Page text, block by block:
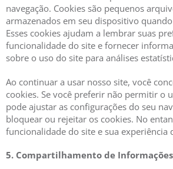
navegação. Cookies são pequenos
armazenados em seu dispositivo
Esses cookies ajudam a lembrar suas
funcionalidade do site e fornecer
sobre o uso do site para análises
Ao continuar a usar nosso site, você
cookies. Se você preferir não permitir o
pode ajustar as configurações do seu
bloquear ou rejeitar os cookies. No
funcionalidade do site e sua experiência
5. Compartilhamento de Informações